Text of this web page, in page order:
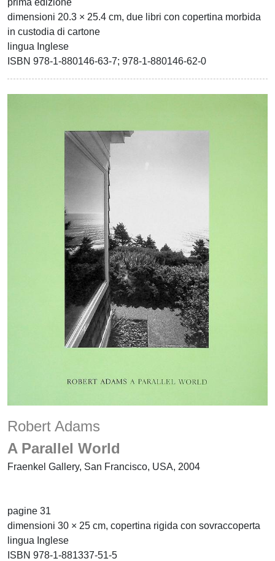
prima edizione
dimensioni 20.3 × 25.4 cm, due libri con copertina morbida
in custodia di cartone
lingua Inglese
ISBN 978-1-880146-63-7; 978-1-880146-62-0
Robert Adams
A Parallel World
Fraenkel Gallery, San Francisco, USA, 2004
pagine 31
dimensioni 30 × 25 cm, copertina rigida con sovraccoperta
lingua Inglese
ISBN 978-1-881337-51-5